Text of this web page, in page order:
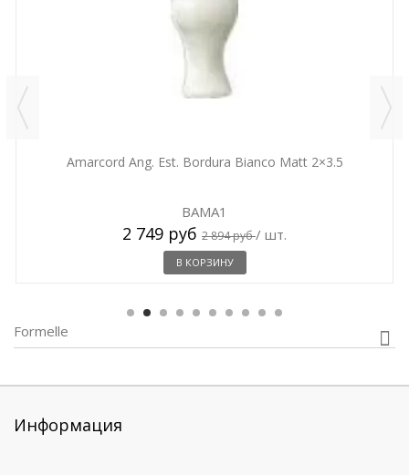
Amarcord Ang. Est. Bordura Bianco Matt 2×3.5
BAMA1
2 749 руб 2 894 руб/ шт.
В КОРЗИНУ
Formelle
Информация